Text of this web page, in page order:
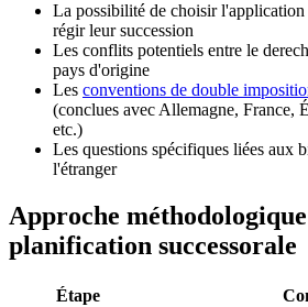
La possibilité de choisir
régir leur succession
Les conflits potentiels entre le
pays d'origine
Les conventions de double
(conclues avec Allemagne, France,
etc.)
Les questions spécifiques liées aux
l'étranger
Approche
planification successorale
Étape